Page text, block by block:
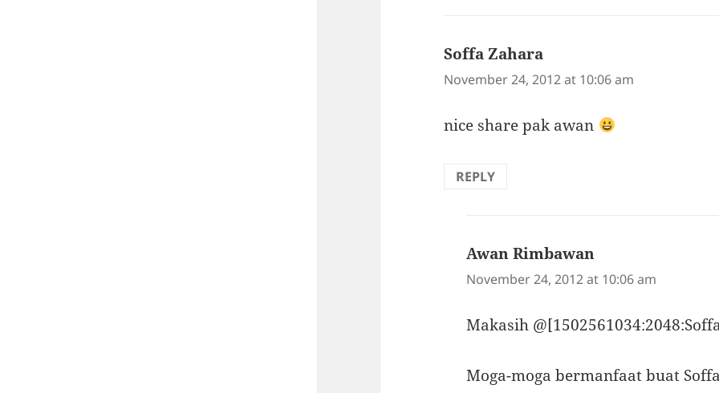
Soffa Zahara
November 24, 2012 at 10:06 am
nice share pak awan
REPLY
Awan Rimbawan
November 24, 2012 at 10:06 am
Makasih
Moga-moga bermanfaat buat